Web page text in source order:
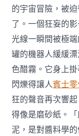
的宇宙冒險，被
了。一個狂妄的
光線一瞬間被極
罐的機器人緩緩
色醋霧。它身上
閃爍得讓人賓士
狂的聲音再次響
得像是磨砂紙。
泥，是對醬料學